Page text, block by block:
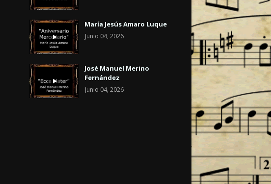
María Jesús Amaro Luque
Junio 04, 2026
José Manuel Merino
Fernández
Junio 04, 2026